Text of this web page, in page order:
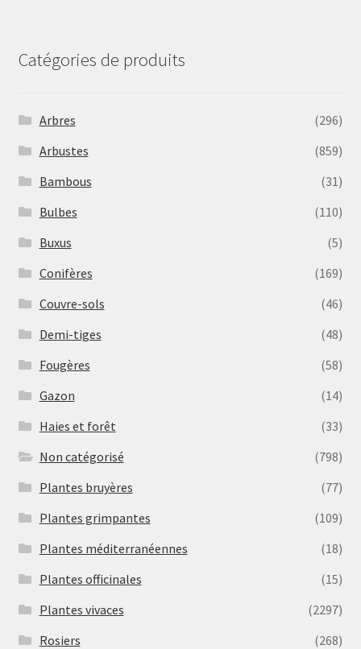
Catégories de produits
Arbres
(296)
Arbustes
(859)
Bambous
(31)
Bulbes
(110)
Buxus
(5)
Conifères
(169)
Couvre-sols
(46)
Demi-tiges
(48)
Fougères
(58)
Gazon
(14)
Haies et forêt
(33)
Non catégorisé
(798)
Plantes bruyères
(77)
Plantes grimpantes
(109)
Plantes méditerranéennes
(18)
Plantes officinales
(15)
Plantes vivaces
(2297)
Rosiers
(268)